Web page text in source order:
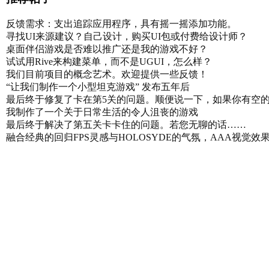
反馈需求：支出追踪应用程序，具有摇一摇添加功能。
寻找UI来源建议？自己设计，购买UI包或付费给设计师？
桌面伴侣游戏是否难以推广还是我的游戏不好？
试试用Rive来构建菜单，而不是UGUI，怎么样？
我们目前项目的概念艺术。欢迎提供一些反馈！
“让我们制作一个小型坦克游戏” 发布五年后
最后终于修复了卡在第5关的问题。顺便说一下，如果你有
我制作了一个关于日常生活的令人沮丧的游戏
最后终于解决了第五关卡卡住的问题。若您无聊的话……
融合经典的回归FPS灵感与HOLOSYDE的气氛，AAA视觉效果